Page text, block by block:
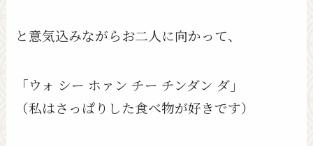
と意気込みながらお二人に向かって、
「ウォ シー ホァン チー チンダン ダ」
（私はさっぱりした食べ物が好きです）